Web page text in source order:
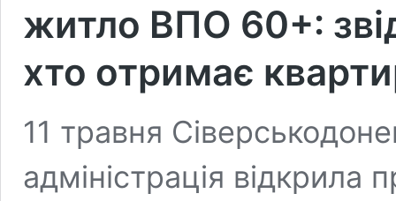
житло ВПО 60+:
хто отримає
11 травня
адміністрація відкрила